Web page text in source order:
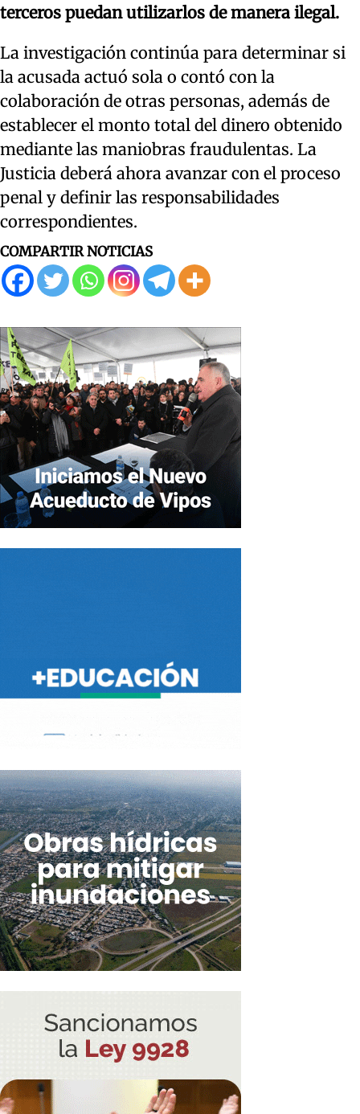
terceros puedan utilizarlos de manera ilegal.
La investigación continúa para determinar si
la acusada actuó sola o contó con la
colaboración de otras personas, además de
establecer el monto total del dinero obtenido
mediante las maniobras fraudulentas. La
Justicia deberá ahora avanzar con el proceso
penal y definir las responsabilidades
correspondientes.
COMPARTIR NOTICIAS